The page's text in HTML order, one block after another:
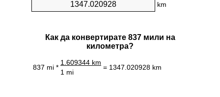
km
Как да конвертирате 837 мили на
километра?
837 mi *
1.609344 km
= 1347.020928 km
1 mi